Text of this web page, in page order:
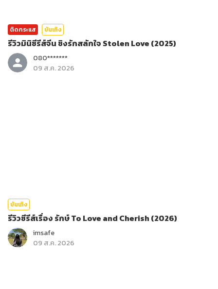
ติดกระแส บันเทิง
รีวิวมินิซีรีส์จีน ชิงรักสลักใจ Stolen Love (2025)
080*******
09 ส.ค. 2026
บันเทิง
รีวิวซีรีส์เรื่อง รักษ์ To Love and Cherish (2026)
imsafe
09 ส.ค. 2026